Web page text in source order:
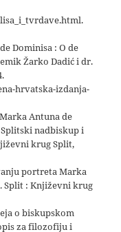
Dominisa : O de
Žarko Dadić i dr.
hrvatska-izdanja-
Antuna de
nadbiskup i
krug Split,
portreta Marka
Split : Književni krug
o biskupskom
za filozofiju i